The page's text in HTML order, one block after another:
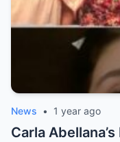
News • 1 year ago
Carla